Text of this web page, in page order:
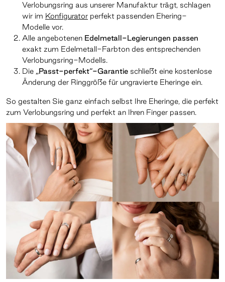
Verlobungsring aus unserer Manufaktur trägt, schlagen
wir im Konfigurator perfekt passenden Ehering-
Modelle vor.
Alle angebotenen Edelmetall-Legierungen passen
exakt zum Edelmetall-Farbton des entsprechenden
Verlobungsring-Modells.
Die „Passt-perfekt“-Garantie schließt eine kostenlose
Änderung der Ringgröße für ungravierte Eheringe ein.
So gestalten Sie ganz einfach selbst Ihre Eheringe, die perfekt
zum Verlobungsring und perfekt an Ihren Finger passen.